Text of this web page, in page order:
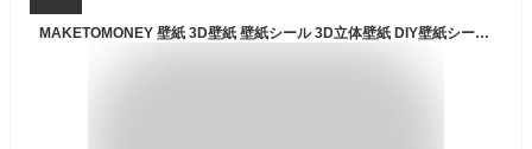
MAKETOMONEY 壁紙 3D壁紙 壁紙シール 3D立体壁紙 DIY壁紙シール おしゃれ 噪音防止 リメイクシート カッティング ウォールステッカー 自己粘着 剥がせる 貼付簡単 超大判 70*70CM 軽量 防水 簡単 diy キッチン 模様替え 木目 多用途 (70*70CM * 10個入り,ダークウッド) [並行輸入品]